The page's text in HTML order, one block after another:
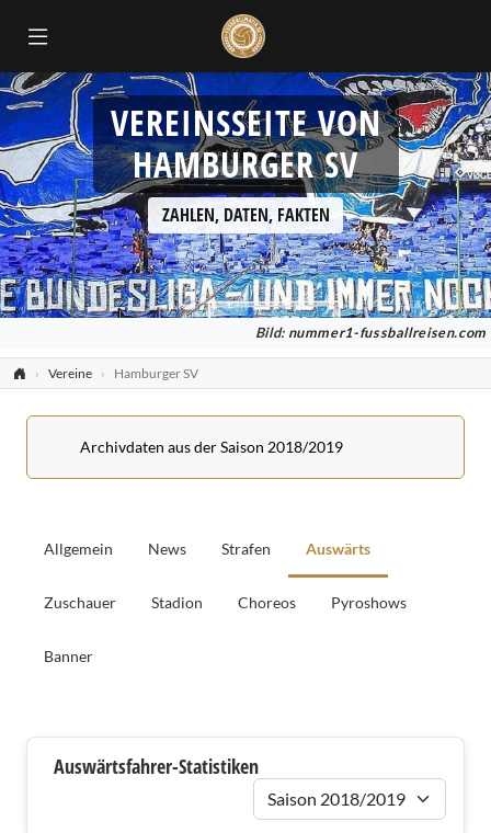
VEREINSSEITE VON
HAMBURGER SV
ZAHLEN, DATEN, FAKTEN
Bild: nummer1-fussballreisen.com
Vereine Hamburger SV
Archivdaten aus der Saison 2018/2019
Allgemein News Strafen Auswärts
Zuschauer Stadion Choreos Pyroshows
Banner
Auswärtsfahrer
Auswärtsfahrer-Statistiken